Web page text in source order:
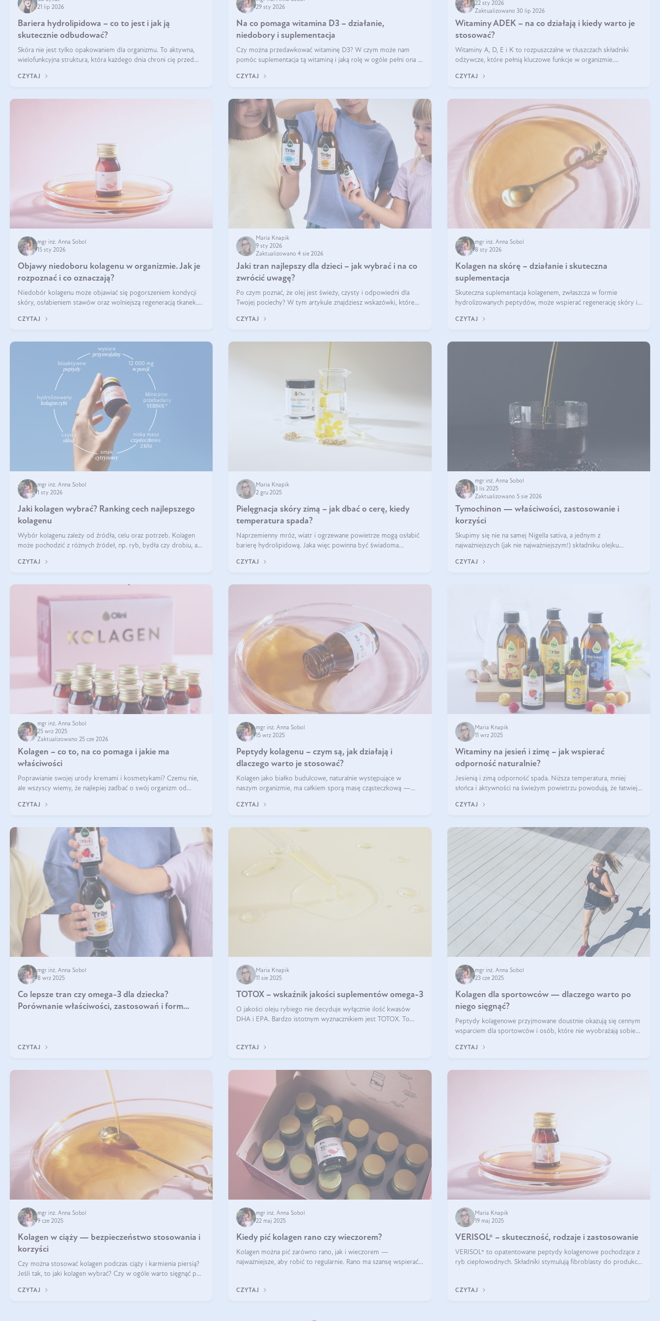
21 lip 2026
Bariera hydrolipidowa – co to jest i jak ją
skutecznie odbudować?
Skóra nie jest tylko opakowaniem dla organizmu. To aktywna,
wielofunkcyjna struktura, która każdego dnia chroni cię przed
środowiskowymi. Jednym z jej kluczowych elementów jest
CZYTAJ
29 sty 2026
Na co pomaga witamina D3 – działanie,
niedobory i suplementacja
Czy można przedawkować witaminę D3? W czym może nam
pomóc suplementacja tą witaminą i jaką rolę w ogóle pełni ona w
zalecane jest jesienią i zimą, ale czy wiesz, dlaczego warto to
CZYTAJ
22 sty 2026
Zaktualizowano 30 lip 2026
Witaminy ADEK – na co działają i kiedy warto je
stosować?
Witaminy A, D, E i K to rozpuszczalne w tłuszczach składniki
odżywcze, które pełnią kluczowe funkcje w organizmie.
krzepliwość krwi oraz mineralizację kości.
CZYTAJ
mgr inż. Anna Sobol
15 sty 2026
Objawy niedoboru kolagenu w organizmie. Jak je
rozpoznać i co oznaczają?
Niedobór kolagenu może objawiać się pogorszeniem kondycji
skóry, osłabieniem stawów oraz wolniejszą regeneracją tkanek.
skóry, bóle stawów, łamliwość paznokci oraz osłabienie włosów.
CZYTAJ
Maria Knapik
9 sty 2026
Zaktualizowano 4 sie 2026
Jaki tran najlepszy dla dzieci – jak wybrać i na co
zwrócić uwagę?
Po czym poznać, że olej jest świeży, czysty i odpowiedni dla
Twojej pociechy? W tym artykule znajdziesz wskazówki, które
CZYTAJ
mgr inż. Anna Sobol
8 sty 2026
Kolagen na skórę – działanie i skuteczna
suplementacja
Skuteczna suplementacja kolagenem, zwłaszcza w formie
hydrolizowanych peptydów, może wspierać regenerację skóry i
regularnością stosowania.
CZYTAJ
mgr inż. Anna Sobol
1 sty 2026
Jaki kolagen wybrać? Ranking cech najlepszego
kolagenu
Wybór kolagenu zależy od źródła, celu oraz potrzeb. Kolagen
może pochodzić z różnych źródeł, np. ryb, bydła czy drobiu, a
sprawdza się kolagen rybi, a dla wspierania stawów — kolagen
CZYTAJ
Maria Knapik
2 gru 2025
Pielęgnacja skóry zimą – jak dbać o cerę, kiedy
temperatura spada?
Naprzemienny mróz, wiatr i ogrzewane powietrze mogą osłabić
barierę hydrolipidową. Jaka więc powinna być świadoma
CZYTAJ
mgr inż. Anna Sobol
3 lis 2025
Zaktualizowano 5 sie 2026
Tymochinon — właściwości, zastosowanie i
korzyści
Skupimy się nie na samej Nigella sativa, a jednym z
najważniejszych (jak nie najważniejszym!) składniku olejku
CZYTAJ
mgr inż. Anna Sobol
25 wrz 2025
Zaktualizowano 25 cze 2026
Kolagen – co to, na co pomaga i jakie ma
właściwości
Poprawianie swojej urody kremami i kosmetykami? Czemu nie,
ale wszyscy wiemy, że najlepiej zadbać o swój organizm od
zewnętrzny prezentował się zdrowo i atrakcyjnie. Stosowanie
CZYTAJ
mgr inż. Anna Sobol
15 wrz 2025
Peptydy kolagenu – czym są, jak działają i
dlaczego warto je stosować?
Kolagen jako białko budulcowe, naturalnie występujące w
naszym organizmie, ma całkiem sporą masę cząsteczkową —
formie, byłby trudno strawialny. Aby był lepiej przyswajalny i
CZYTAJ
Maria Knapik
11 wrz 2025
Witaminy na jesień i zimę – jak wspierać
odporność naturalnie?
Jesienią i zimą odporność spada. Niższa temperatura, mniej
słońca i aktywności na świeżym powietrzu powodują, że łatwiej
wspierać układ immunologiczny. Co warto suplementować
CZYTAJ
mgr inż. Anna Sobol
8 wrz 2025
Co lepsze tran czy omega-3 dla dziecka?
Porównanie właściwości, zastosowań i form
CZYTAJ
Maria Knapik
11 sie 2025
TOTOX – wskaźnik jakości suplementów omega-3
O jakości oleju rybiego nie decyduje wyłącznie ilość kwasów
DHA i EPA. Bardzo istotnym wyznacznikiem jest TOTOX. To
CZYTAJ
mgr inż. Anna Sobol
23 cze 2025
Kolagen dla sportowców — dlaczego warto po
niego sięgnąć?
Peptydy kolagenowe przyjmowane doustnie okazują się cennym
wsparciem dla sportowców i osób, które nie wyobrażają sobie
CZYTAJ
mgr inż. Anna Sobol
9 cze 2025
Kolagen w ciąży — bezpieczeństwo stosowania i
korzyści
Czy można stosować kolagen podczas ciąży i karmienia piersią?
Jeśli tak, to jaki kolagen wybrać? Czy w ogóle warto sięgnąć po
CZYTAJ
mgr inż. Anna Sobol
22 maj 2025
Kiedy pić kolagen rano czy wieczorem?
Kolagen można pić zarówno rano, jak i wieczorem —
najważniejsze, aby robić to regularnie. Rano ma szansę wspierać
CZYTAJ
Maria Knapik
19 maj 2025
VERISOL® – skuteczność, rodzaje i zastosowanie
VERISOL® to opatentowane peptydy kolagenowe pochodzące z
ryb ciepłowodnych. Składniki stymulują fibroblasty do produkcji
komórek skóry.
CZYTAJ